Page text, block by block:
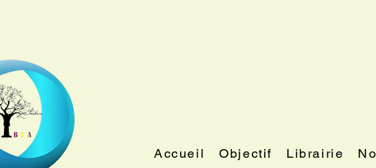
Accueil Objectif Librairie